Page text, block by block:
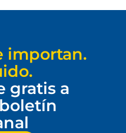
importan.
gratis a